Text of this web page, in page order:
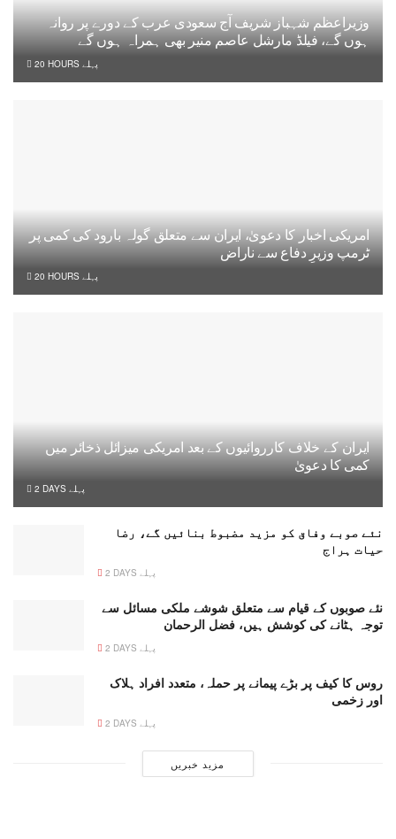
وزیراعظم شہباز شریف آج سعودی عرب کے دورے پر روانہ
ہوں گے، فیلڈ مارشل عاصم منیر بھی ہمراہ ہوں گے
20 HOURS پہلے
امریکی اخبار کا دعویٰ، ایران سے متعلق گولہ بارود کی کمی پر
ٹرمپ وزیرِ دفاع سے ناراض
20 HOURS پہلے
ایران کے خلاف کارروائیوں کے بعد امریکی میزائل ذخائر میں
کمی کا دعویٰ
2 DAYS پہلے
نئے صوبے وفاق کو مزید مضبوط بنائیں گے، رضا
حیات ہراج
2 DAYS پہلے
نئے صوبوں کے قیام سے متعلق شوشے ملکی مسائل سے
توجہ ہٹانے کی کوشش ہیں، فضل الرحمان
2 DAYS پہلے
روس کا کیف پر بڑے پیمانے پر حملہ، متعدد افراد ہلاک
اور زخمی
2 DAYS پہلے
مزید خبریں